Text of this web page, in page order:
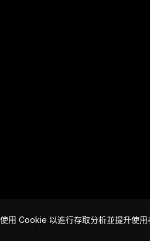
用 Cookie 以進行存取分析並提升使用